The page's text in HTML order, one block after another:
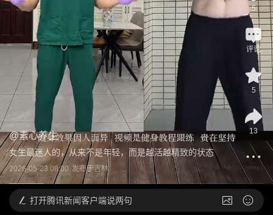
@素心养生
女生最迷人的，从来不是年轻，而是越活越精致的状态
2026-05-23 08:00 发布于吉林
5
评论
5
13
打开腾讯新闻客户端说两句